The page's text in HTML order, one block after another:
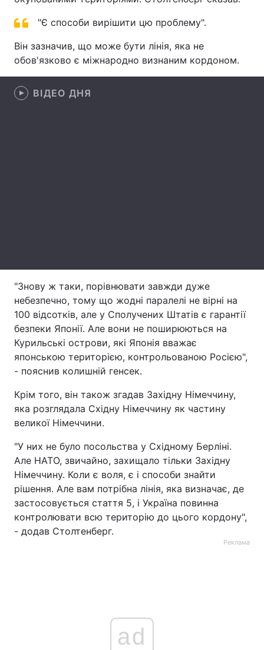
Екологія Регіони
Лонгріди
Відео з Youtube
Тема оформлення
"Є способи вирішити цю проблему".
Він зазначив, що може бути лінія, яка не
обов'язково є міжнародно визнаним кордоном.
ВІДЕО ДНЯ
"Знову ж таки, порівнювати завжди дуже
небезпечно, тому що жодні паралелі не вірні на
100 відсотків, але у Сполучених Штатів є гарантії
безпеки Японії. Але вони не поширюються на
Курильські острови, які Японія вважає
японською територією, контрольованою Росією",
- пояснив колишній генсек.
Крім того, він також згадав Західну Німеччину,
яка розглядала Східну Німеччину як частину
великої Німеччини.
"У них не було посольства у Східному Берліні.
Але НАТО, звичайно, захищало тільки Західну
Німеччину. Коли є воля, є і способи знайти
рішення. Але вам потрібна лінія, яка визначає, де
застосовується стаття 5, і Україна повинна
контролювати всю територію до цього кордону",
- додав Столтенберг.
Реклама
ad